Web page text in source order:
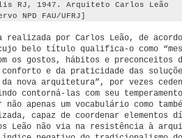
RJ, 1947. Arquiteto Carlos Leão
NPD FAU/UFRJ]
por Carlos Leão, de acordo
belo título qualifica-o como
os gostos, hábitos e preconceitos
e da praticidade das
da nova arquitetura”, por vezes
contorná-las com seu
apenas um vocabulário como
capaz de coordenar elementos
Leão não via na resistência à